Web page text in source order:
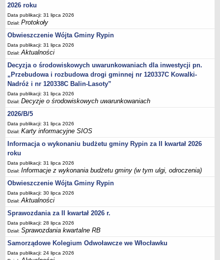
Jednostki organizacyjne, GOPS, Instytucja kultury, OSP
Jednostki pomocnicze - sołectwa
Plan pracy komisji rewizyjnej
Sesje Rady Gminy Rypin
PRAWO LOKALNE
Statut
Strategia rozwoju
Uchwały
Projekty uchwał
Protokoły
Imienne wykazy głosowań radnych
Postać dokumentów
Akty Prawne, Dzienniki Ustaw, Monitory Polskie
Prawo miejscowe
Zarządzenia
Studium uwarunkowań i kierunków zagospodarowania
przestrzennego
Dane przestrzenne - MPZP
Stałe obwody głosowania, numery, granice oraz siedziby
obwodowych komisji wyborczych, opis granic okręgów wyborczych
Plan ogólny gminy Rypin
2026 roku
Data publikacji: 31 lipca 2026
Dział:Protokoły
Obwieszczenie Wójta Gminy Rypin
Data publikacji: 31 lipca 2026
Dział:Aktualności
Decyzja o środowiskowych uwarunkowaniach dla inwestycji pn.
„Przebudowa i rozbudowa drogi gminnej nr 120337C Kowalki-
Nadróż i nr 120338C Balin-Lasoty”
Data publikacji: 31 lipca 2026
Dział:Decyzje o środowiskowych uwarunkowaniach
2026/B/5
Data publikacji: 31 lipca 2026
Dział:Karty informacyjne SIOS
Informacja o wykonaniu budżetu gminy Rypin za II kwartał 2026
roku
Data publikacji: 31 lipca 2026
Dział:Informacje z wykonania budżetu gminy (w tym ulgi, odroczenia)
Obwieszczenie Wójta Gminy Rypin
Data publikacji: 30 lipca 2026
Dział:Aktualności
Sprawozdania za II kwartał 2026 r.
Data publikacji: 28 lipca 2026
Dział:Sprawozdania kwartalne RB
Samorządowe Kolegium Odwoławcze we Włocławku
Data publikacji: 24 lipca 2026